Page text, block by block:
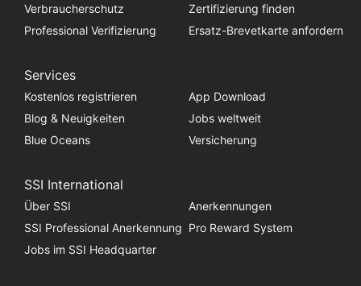
Verbraucherschutz
Zertifizierung finden
Professional Verifizierung
Ersatz-Brevetkarte anfordern
Services
Kostenlos registrieren
App Download
Blog & Neuigkeiten
Jobs weltweit
Blue Oceans
Versicherung
SSI International
Über SSI
Anerkennungen
SSI Professional Anerkennung Pro Reward System
Jobs im SSI Headquarter